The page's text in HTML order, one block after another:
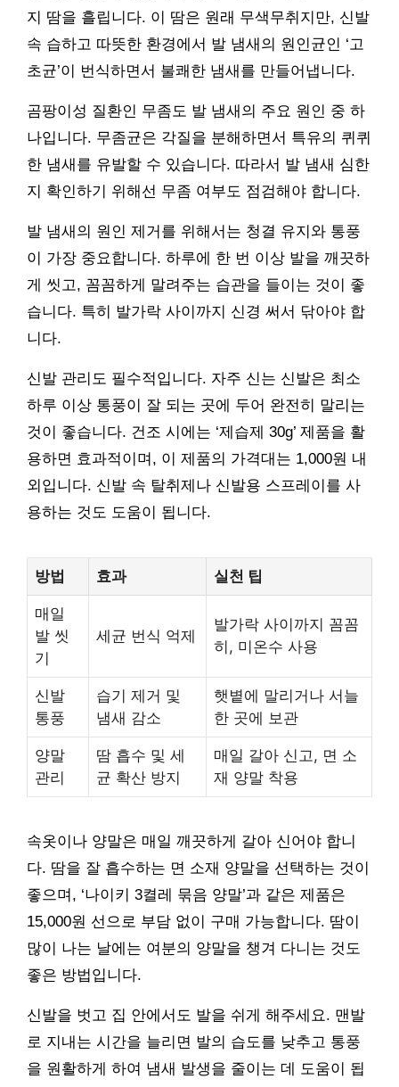
지 땀을 흘립니다. 이 땀은 원래 무색무취지만, 신발
속 습하고 따뜻한 환경에서 발 냄새의 원인균인 ‘고
초균’이 번식하면서 불쾌한 냄새를 만들어냅니다.
곰팡이성 질환인 무좀도 발 냄새의 주요 원인 중 하
나입니다. 무좀균은 각질을 분해하면서 특유의 퀴퀴
한 냄새를 유발할 수 있습니다. 따라서 발 냄새 심한
지 확인하기 위해선 무좀 여부도 점검해야 합니다.
발 냄새의 원인 제거를 위해서는 청결 유지와 통풍
이 가장 중요합니다. 하루에 한 번 이상 발을 깨끗하
게 씻고, 꼼꼼하게 말려주는 습관을 들이는 것이 좋
습니다. 특히 발가락 사이까지 신경 써서 닦아야 합
니다.
신발 관리도 필수적입니다. 자주 신는 신발은 최소
하루 이상 통풍이 잘 되는 곳에 두어 완전히 말리는
것이 좋습니다. 건조 시에는 ‘제습제 30g’ 제품을 활
용하면 효과적이며, 이 제품의 가격대는 1,000원 내
외입니다. 신발 속 탈취제나 신발용 스프레이를 사
용하는 것도 도움이 됩니다.
방법 효과 실천 팁
매일
발 씻
기
세균 번식 억제
발가락 사이까지 꼼꼼
히, 미온수 사용
신발
통풍
습기 제거 및
냄새 감소
햇볕에 말리거나 서늘
한 곳에 보관
양말
관리
땀 흡수 및 세
균 확산 방지
매일 갈아 신고, 면 소
재 양말 착용
속옷이나 양말은 매일 깨끗하게 갈아 신어야 합니
다. 땀을 잘 흡수하는 면 소재 양말을 선택하는 것이
좋으며, ‘나이키 3켤레 묶음 양말’과 같은 제품은
15,000원 선으로 부담 없이 구매 가능합니다. 땀이
많이 나는 날에는 여분의 양말을 챙겨 다니는 것도
좋은 방법입니다.
신발을 벗고 집 안에서도 발을 쉬게 해주세요. 맨발
로 지내는 시간을 늘리면 발의 습도를 낮추고 통풍
을 원활하게 하여 냄새 발생을 줄이는 데 도움이 됩